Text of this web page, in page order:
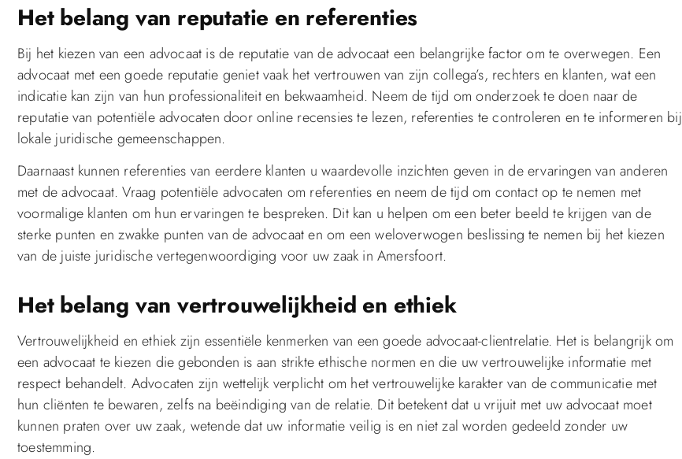
Het belang van reputatie en referenties
Bij het kiezen van een advocaat is de reputatie van de advocaat een belangrijke factor om te overwegen. Een
advocaat met een goede reputatie geniet vaak het vertrouwen van zijn collega’s, rechters en klanten, wat een
indicatie kan zijn van hun professionaliteit en bekwaamheid. Neem de tijd om onderzoek te doen naar de
reputatie van potentiële advocaten door online recensies te lezen, referenties te controleren en te informeren bij
lokale juridische gemeenschappen.
Daarnaast kunnen referenties van eerdere klanten u waardevolle inzichten geven in de ervaringen van anderen
met de advocaat. Vraag potentiële advocaten om referenties en neem de tijd om contact op te nemen met
voormalige klanten om hun ervaringen te bespreken. Dit kan u helpen om een beter beeld te krijgen van de
sterke punten en zwakke punten van de advocaat en om een weloverwogen beslissing te nemen bij het kiezen
van de juiste juridische vertegenwoordiging voor uw zaak in Amersfoort.
Het belang van vertrouwelijkheid en ethiek
Vertrouwelijkheid en ethiek zijn essentiële kenmerken van een goede advocaat-clientrelatie. Het is belangrijk om
een advocaat te kiezen die gebonden is aan strikte ethische normen en die uw vertrouwelijke informatie met
respect behandelt. Advocaten zijn wettelijk verplicht om het vertrouwelijke karakter van de communicatie met
hun cliënten te bewaren, zelfs na beëindiging van de relatie. Dit betekent dat u vrijuit met uw advocaat moet
kunnen praten over uw zaak, wetende dat uw informatie veilig is en niet zal worden gedeeld zonder uw
toestemming.